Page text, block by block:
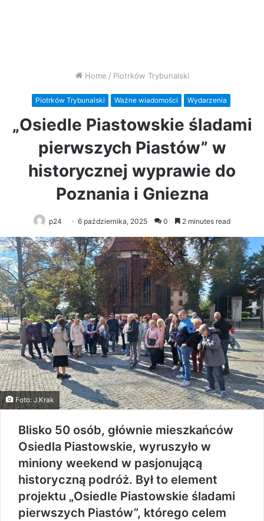
Home / Piotrków Trybunalski
Piotrków Trybunalski Ważne wiadomości Wydarzenia
„Osiedle Piastowskie śladami
pierwszych Piastów” w
historycznej wyprawie do
Poznania i Gniezna
p24 6 października, 2025 0 2 minutes read
Foto: J.Krak
Blisko 50 osób, głównie mieszkańców
Osiedla Piastowskie, wyruszyło w
miniony weekend w pasjonującą
historyczną podróż. Był to element
projektu „Osiedle Piastowskie śladami
pierwszych Piastów”, którego celem